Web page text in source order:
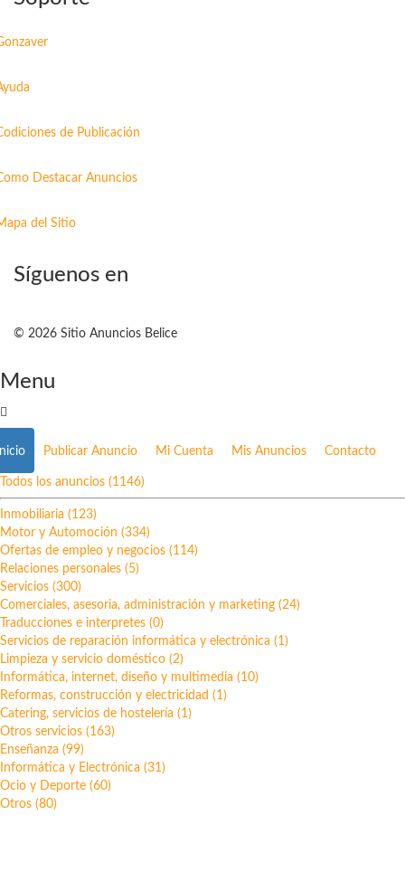
de Publicación
Destacar Anuncios
del Sitio
Síguenos en
© 2026 Sitio Anuncios Belice
Menu
Publicar Anuncio Mi Cuenta Mis Anuncios Contacto
Todos los anuncios (1146)
Inmobiliaria (123)
Motor y Automoción (334)
Ofertas de empleo y negocios (114)
Relaciones personales (5)
Servicios (300)
Comerciales, asesoria, administración y marketing (24)
Traducciones e interpretes (0)
Servicios de reparación informática y electrónica (1)
Limpieza y servicio doméstico (2)
Informática, internet, diseño y multimedia (10)
Reformas, construcción y electricidad (1)
Catering, servicios de hostelería (1)
Otros servicios (163)
Enseñanza (99)
Informática y Electrónica (31)
Ocio y Deporte (60)
Otros (80)